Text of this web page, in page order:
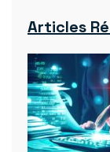
Articles